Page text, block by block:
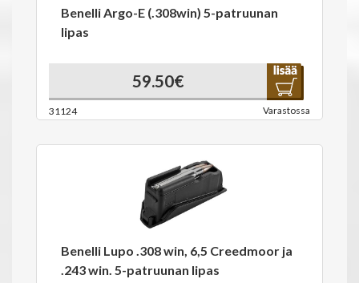
Benelli Argo-E (.308win) 5-patruunan
lipas
59.50€
31124 Varastossa
Benelli Lupo .308 win, 6,5 Creedmoor ja
.243 win. 5-patruunan lipas